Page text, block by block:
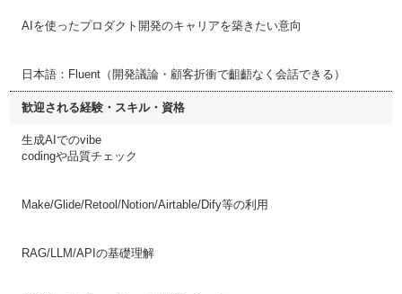
AIを使ったプロダクト開発のキャリアを築きたい意向
日本語：Fluent（開発議論・顧客折衝で齟齬なく会話できる）
歓迎される経験・スキル・資格
生成AIでのvibe
codingや品質チェック
Make/Glide/Retool/Notion/Airtable/Dify等の利用
RAG/LLM/APIの基礎理解